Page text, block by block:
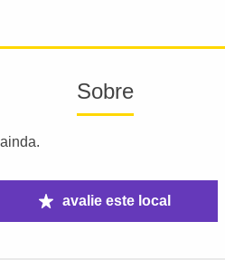
Sobre
avalie este local